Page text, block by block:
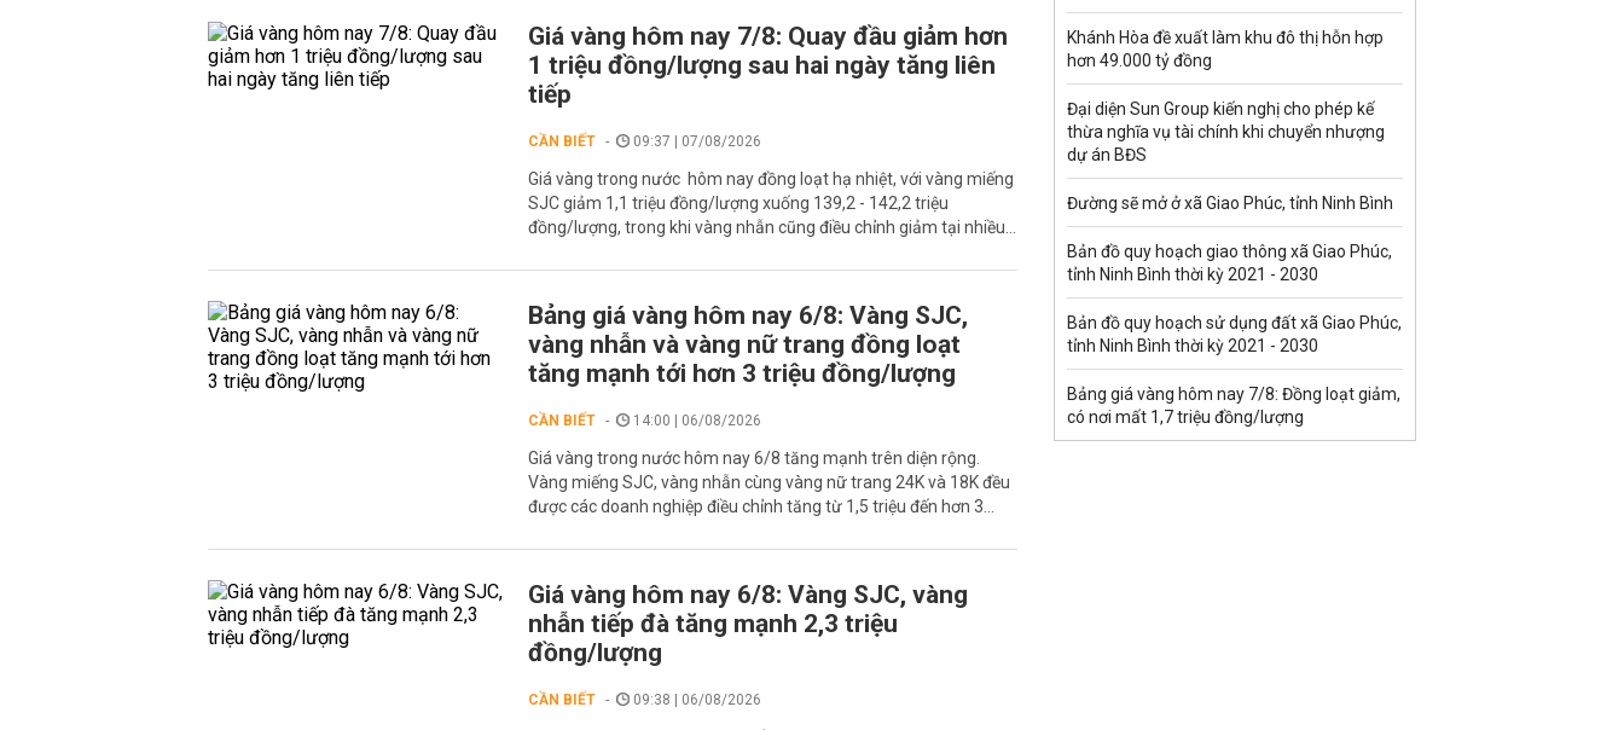
Giá vàng hôm nay 7/8: Quay đầu giảm hơn
1 triệu đồng/lượng sau hai ngày tăng liên
tiếp
CẦN BIẾT 09:37 | 07/08/2026
Giá vàng trong nước hôm nay đồng loạt hạ nhiệt, với vàng miếng
SJC giảm 1,1 triệu đồng/lượng xuống 139,2 - 142,2 triệu
đồng/lượng, trong khi vàng nhẫn cũng điều chỉnh giảm tại nhiều...
Bảng giá vàng hôm nay 6/8: Vàng SJC,
vàng nhẫn và vàng nữ trang đồng loạt
tăng mạnh tới hơn 3 triệu đồng/lượng
CẦN BIẾT 14:00 | 06/08/2026
Giá vàng trong nước hôm nay 6/8 tăng mạnh trên diện rộng.
Vàng miếng SJC, vàng nhẫn cùng vàng nữ trang 24K và 18K đều
được các doanh nghiệp điều chỉnh tăng từ 1,5 triệu đến hơn 3...
Giá vàng hôm nay 6/8: Vàng SJC, vàng
nhẫn tiếp đà tăng mạnh 2,3 triệu
đồng/lượng
CẦN BIẾT 09:38 | 06/08/2026
Khánh Hòa đề xuất làm khu đô thị hỗn hợp
hơn 49.000 tỷ đồng
Đại diện Sun Group kiến nghị cho phép kế
thừa nghĩa vụ tài chính khi chuyển nhượng
dự án BĐS
Đường sẽ mở ở xã Giao Phúc, tỉnh Ninh Bình
Bản đồ quy hoạch giao thông xã Giao Phúc,
tỉnh Ninh Bình thời kỳ 2021 - 2030
Bản đồ quy hoạch sử dụng đất xã Giao Phúc,
tỉnh Ninh Bình thời kỳ 2021 - 2030
Bảng giá vàng hôm nay 7/8: Đồng loạt giảm,
có nơi mất 1,7 triệu đồng/lượng